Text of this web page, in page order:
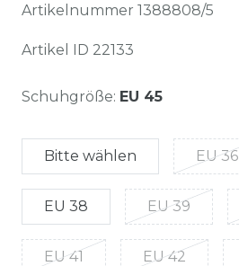
Artikelnummer 1388808/5
Artikel ID 22133
Schuhgröße: EU 45
Bitte wählen EU 36
EU 38 EU 39
EU 41 EU 42